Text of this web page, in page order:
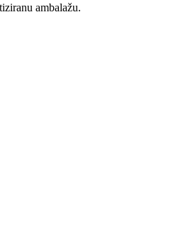
ambalažu.